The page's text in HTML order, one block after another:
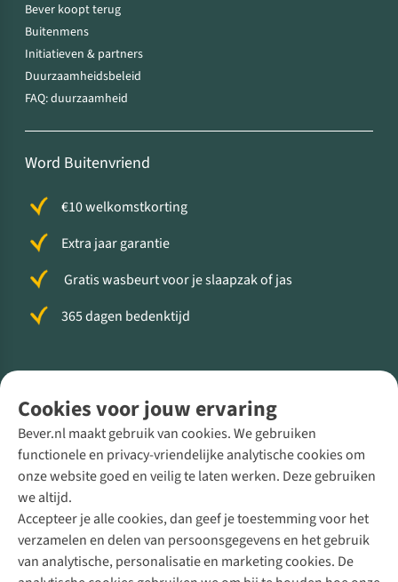
Cookies voor jouw ervaring
Bever.nl maakt gebruik van cookies. We gebruiken
functionele en privacy-vriendelijke analytische cookies om
onze website goed en veilig te laten werken. Deze gebruiken
we altijd.
Accepteer je alle cookies, dan geef je toestemming voor het
verzamelen en delen van persoonsgegevens en het gebruik
van analytische, personalisatie en marketing cookies. De
Bever koopt terug
Buitenmens
Initiatieven & partners
Duurzaamheidsbeleid
FAQ: duurzaamheid
Word Buitenvriend
€10 welkomstkorting
Extra jaar garantie
Gratis wasbeurt voor je slaapzak of jas
365 dagen bedenktijd
Direct advies van een Buitenexpert
+31 (0)85 888 50 88
+31 6 12 28 49 80